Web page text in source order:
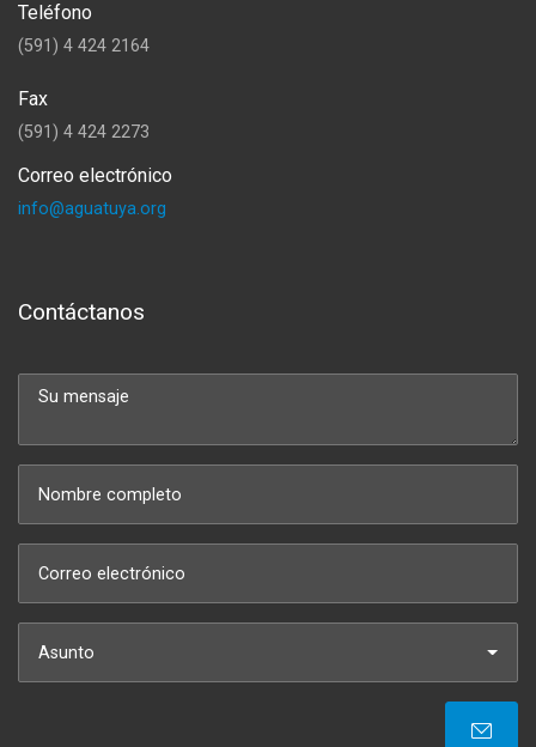
Teléfono
(591) 4 424 2164
Fax
(591) 4 424 2273
Correo electrónico
info@aguatuya.org
Contáctanos
Asunto